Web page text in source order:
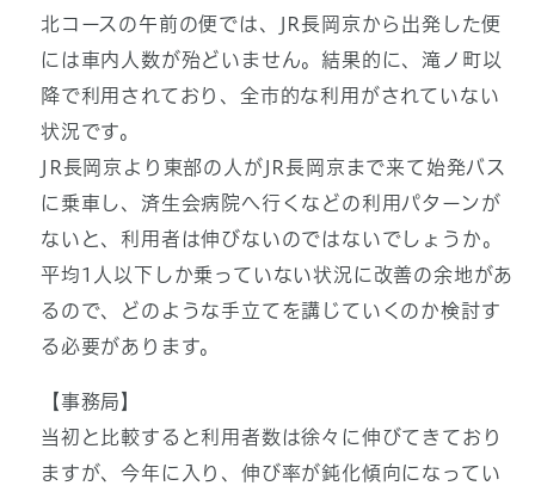
北コースの午前の便では、JR長岡京から出発した便
には車内人数が殆どいません。結果的に、滝ノ町以
降で利用されており、全市的な利用がされていない
状況です。
JR長岡京より東部の人がJR長岡京まで来て始発バス
に乗車し、済生会病院へ行くなどの利用パターンが
ないと、利用者は伸びないのではないでしょうか。
平均1人以下しか乗っていない状況に改善の余地があ
るので、どのような手立てを講じていくのか検討す
る必要があります。
【事務局】
当初と比較すると利用者数は徐々に伸びてきており
ますが、今年に入り、伸び率が鈍化傾向になってい